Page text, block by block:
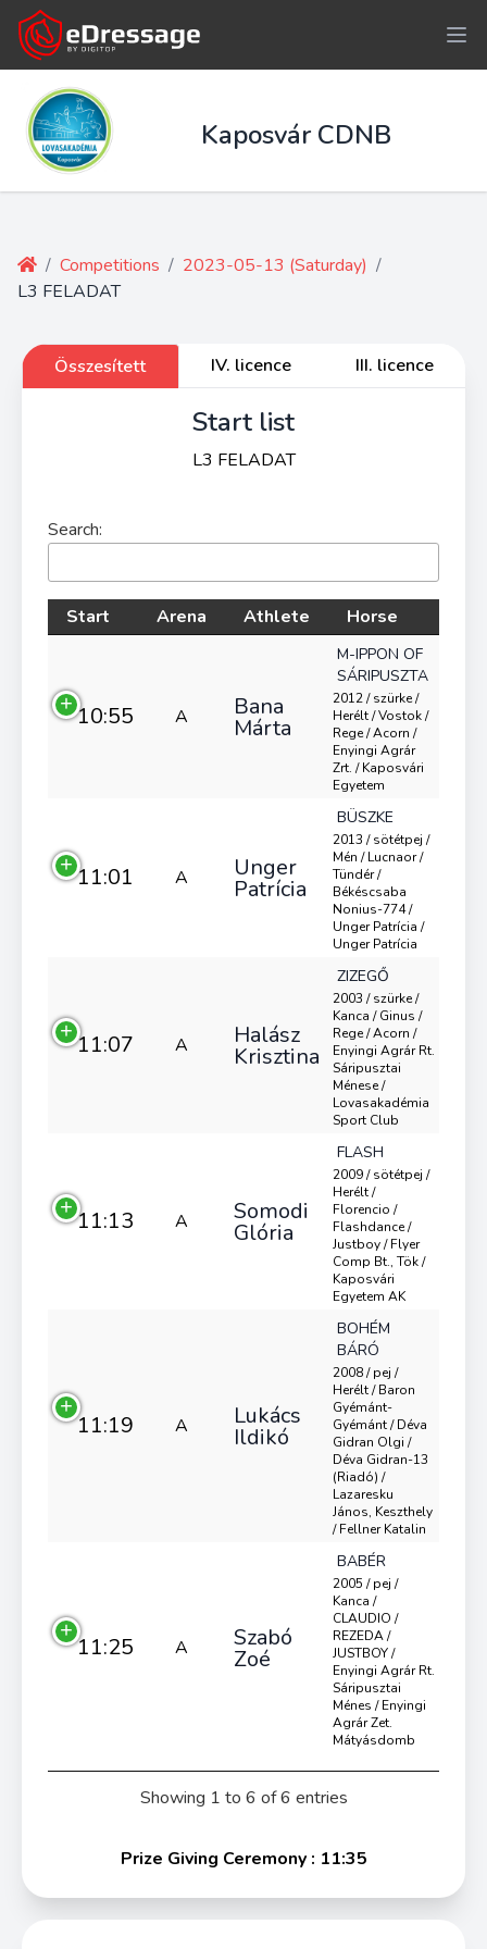
Kaposvár CDNB
/ Competitions / 2023-05-13 (Saturday) /
L3 FELADAT
Összesített IV. licence III. licence
Start list
L3 FELADAT
Search:
Start Arena Athlete Horse
10:55 A Bana
Márta
M-IPPON OF
SÁRIPUSZTA
2012 / szürke /
Herélt / Vostok /
Rege / Acorn /
Enyingi Agrár
Zrt. / Kaposvári
Egyetem
11:01 A Unger
Patrícia
BÜSZKE
2013 / sötétpej /
Mén / Lucnaor /
Tündér /
Békéscsaba
Nonius-774 /
Unger Patrícia /
Unger Patrícia
11:07 A Halász
Krisztina
ZIZEGŐ
2003 / szürke /
Kanca / Ginus /
Rege / Acorn /
Enyingi Agrár Rt.
Sáripusztai
Ménese /
Lovasakadémia
Sport Club
11:13 A Somodi
Glória
FLASH
2009 / sötétpej /
Herélt /
Florencio /
Flashdance /
Justboy / Flyer
Comp Bt., Tök /
Kaposvári
Egyetem AK
11:19 A Lukács
Ildikó
BOHÉM
BÁRÓ
2008 / pej /
Herélt / Baron
Gyémánt-
Gyémánt / Déva
Gidran Olgi /
Déva Gidran-13
(Riadó) /
Lazaresku
János, Keszthely
/ Fellner Katalin
11:25 A Szabó
Zoé
BABÉR
2005 / pej /
Kanca /
CLAUDIO /
REZEDA /
JUSTBOY /
Enyingi Agrár Rt.
Sáripusztai
Ménes / Enyingi
Agrár Zet.
Mátyásdomb
Showing 1 to 6 of 6 entries
Prize Giving Ceremony : 11:35